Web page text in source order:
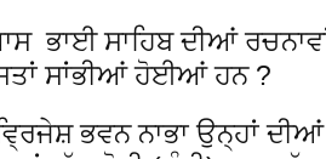
ਭਾਈ ਸਾਹਿਬ ਦੀਆਂ
ਸਾਂਭੀਆਂ ਹੋਈਆਂ ਹਨ ?
ਭਵਨ ਨਾਭਾ ਉਨ੍ਹਾਂ